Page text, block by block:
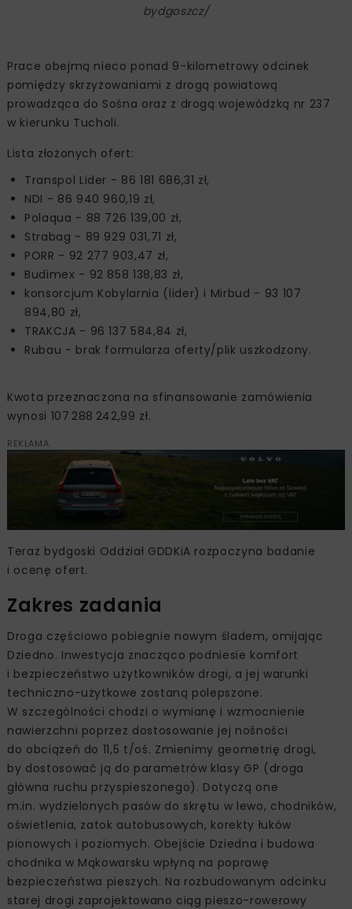
bydgoszcz/
Prace obejmą nieco ponad 9-kilometrowy odcinek
pomiędzy skrzyżowaniami z drogą powiatową
prowadząca do Sośna oraz z drogą wojewódzką nr 237
w kierunku Tucholi.
Lista złożonych ofert:
Transpol Lider - 86 181 686,31 zł,
NDI - 86 940 960,19 zł,
Polaqua - 88 726 139,00 zł,
Strabag - 89 929 031,71 zł,
PORR - 92 277 903,47 zł,
Budimex - 92 858 138,83 zł,
konsorcjum Kobylarnia (lider) i Mirbud - 93 107
894,80 zł,
TRAKCJA - 96 137 584,84 zł,
Rubau - brak formularza oferty/plik uszkodzony.
Kwota przeznaczona na sfinansowanie zamówienia
wynosi 107 288 242,99 zł.
REKLAMA
Teraz bydgoski Oddział GDDKiA rozpoczyna badanie
i ocenę ofert.
Zakres zadania
Droga częściowo pobiegnie nowym śladem, omijając
Dziedno. Inwestycja znacząco podniesie komfort
i bezpieczeństwo użytkowników drogi, a jej warunki
techniczno-użytkowe zostaną polepszone.
W szczególności chodzi o wymianę i wzmocnienie
nawierzchni poprzez dostosowanie jej nośności
do obciążeń do 11,5 t/oś. Zmienimy geometrię drogi,
by dostosować ją do parametrów klasy GP (droga
główna ruchu przyspieszonego). Dotyczą one
m.in. wydzielonych pasów do skrętu w lewo, chodników,
oświetlenia, zatok autobusowych, korekty łuków
pionowych i poziomych. Obejście Dziedna i budowa
chodnika w Mąkowarsku wpłyną na poprawę
bezpieczeństwa pieszych. Na rozbudowanym odcinku
starej drogi zaprojektowano ciąg pieszo-rowerowy